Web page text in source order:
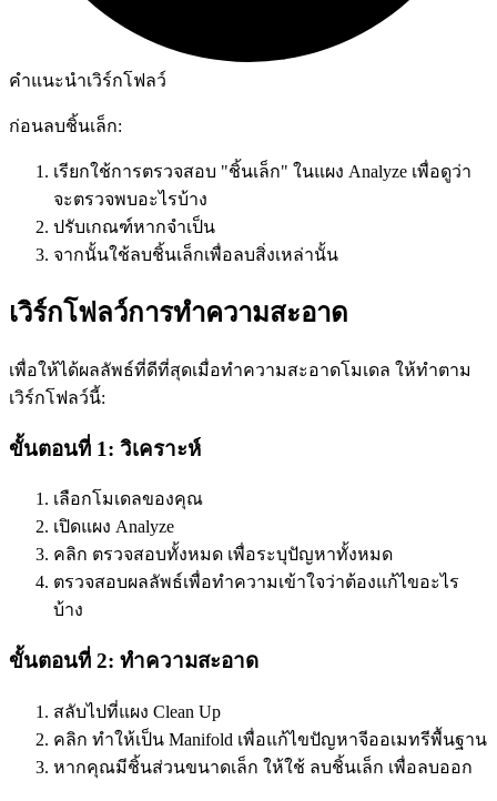
คำแนะนำเวิร์กโฟลว์
ก่อนลบชิ้นเล็ก:
เรียกใช้การตรวจสอบ "ชิ้นเล็ก" ในแผง Analyze เพื่อดูว่า
จะตรวจพบอะไรบ้าง
ปรับเกณฑ์หากจำเป็น
จากนั้นใช้ลบชิ้นเล็กเพื่อลบสิ่งเหล่านั้น
เวิร์กโฟลว์การทำความสะอาด
เพื่อให้ได้ผลลัพธ์ที่ดีที่สุดเมื่อทำความสะอาดโมเดล ให้ทำตาม
เวิร์กโฟลว์นี้:
ขั้นตอนที่ 1: วิเคราะห์
เลือกโมเดลของคุณ
เปิดแผง Analyze
คลิก ตรวจสอบทั้งหมด เพื่อระบุปัญหาทั้งหมด
ตรวจสอบผลลัพธ์เพื่อทำความเข้าใจว่าต้องแก้ไขอะไร
บ้าง
ขั้นตอนที่ 2: ทำความสะอาด
สลับไปที่แผง Clean Up
คลิก ทำให้เป็น Manifold เพื่อแก้ไขปัญหาจีออเมทรีพื้นฐาน
หากคุณมีชิ้นส่วนขนาดเล็ก ให้ใช้ ลบชิ้นเล็ก เพื่อลบออก